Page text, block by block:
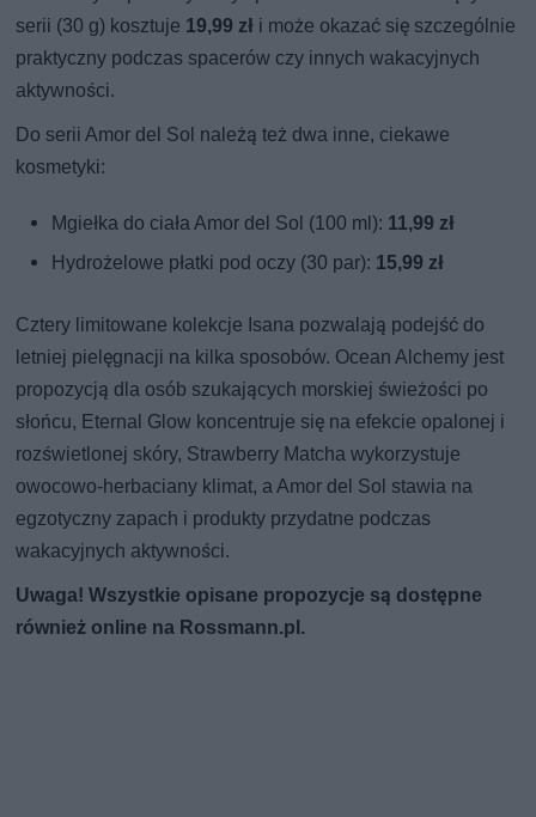
serii (30 g) kosztuje 19,99 zł i może okazać się szczególnie
praktyczny podczas spacerów czy innych wakacyjnych
aktywności.
Do serii Amor del Sol należą też dwa inne, ciekawe
kosmetyki:
Mgiełka do ciała Amor del Sol (100 ml): 11,99 zł
Hydrożelowe płatki pod oczy (30 par): 15,99 zł
Cztery limitowane kolekcje Isana pozwalają podejść do
letniej pielęgnacji na kilka sposobów. Ocean Alchemy jest
propozycją dla osób szukających morskiej świeżości po
słońcu, Eternal Glow koncentruje się na efekcie opalonej i
rozświetlonej skóry, Strawberry Matcha wykorzystuje
owocowo-herbaciany klimat, a Amor del Sol stawia na
egzotyczny zapach i produkty przydatne podczas
wakacyjnych aktywności.
Uwaga! Wszystkie opisane propozycje są dostępne
również online na Rossmann.pl.